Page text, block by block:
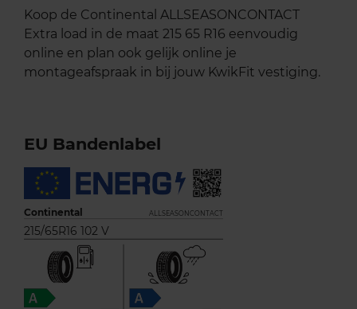
Koop de Continental ALLSEASONCONTACT
Extra load in de maat 215 65 R16 eenvoudig
online en plan ook gelijk online je
montageafspraak in bij jouw KwikFit vestiging.
EU Bandenlabel
Continental ALLSEASONCONTACT
215/65R16 102 V